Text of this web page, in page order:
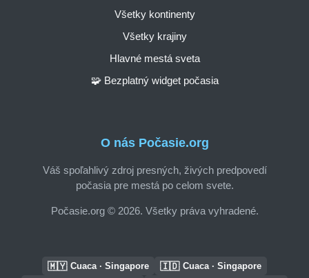
O nás Počasie.org
Váš spoľahlivý zdroj presných, živých predpovedí
počasia pre mestá po celom svete.
Počasie.org © 2026. Všetky práva vyhradené.
Všetky kontinenty
Všetky krajiny
Hlavné mestá sveta
🧩 Bezplatný widget počasia
🇲🇾 Cuaca · Singapore 🇮🇩 Cuaca · Singapore